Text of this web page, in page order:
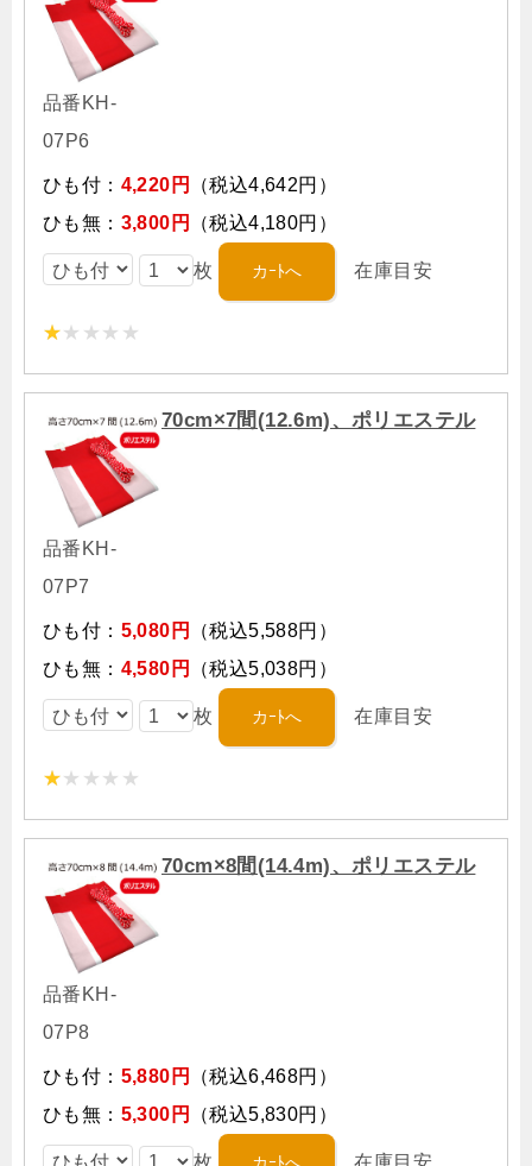
品番KH-
07P6
ひも付： 4,220円
（税込4,642円）
ひも無： 3,800円 （税込4,180円）
枚 在庫目安
70cm×7間(12.6m)、ポリエステル
品番KH-
07P7
ひも付： 5,080円
（税込5,588円）
ひも無： 4,580円 （税込5,038円）
枚 在庫目安
70cm×8間(14.4m)、ポリエステル
品番KH-
07P8
ひも付： 5,880円
（税込6,468円）
ひも無： 5,300円 （税込5,830円）
枚 在庫目安